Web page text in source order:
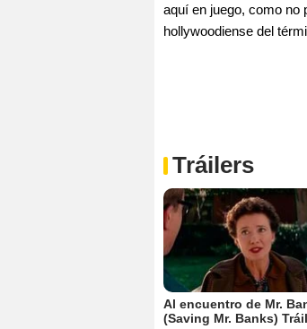
aquí en juego, como no
hollywoodiense del
Tráilers
Al encuentro de Mr.
(Saving Mr. Banks)